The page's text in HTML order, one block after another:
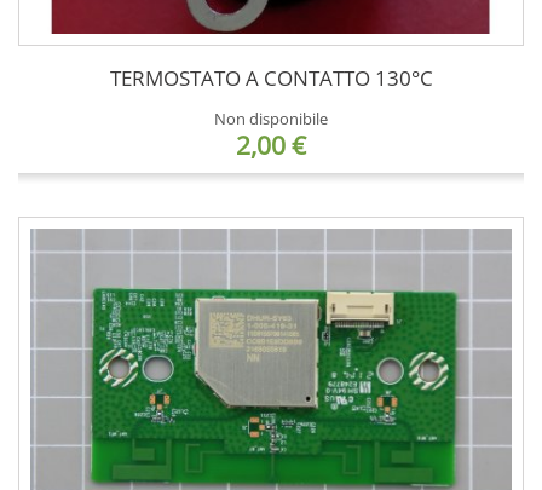
TERMOSTATO A CONTATTO 130°C
Non disponibile
2,00 €